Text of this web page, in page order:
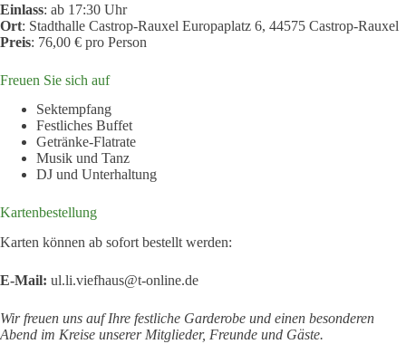
Einlass: ab 17:30 Uhr
Ort: Stadthalle Castrop-Rauxel Europaplatz 6, 44575 Castrop-Rauxel
Preis: 76,00 € pro Person
Freuen Sie sich auf
Sektempfang
Festliches Buffet
Getränke-Flatrate
Musik und Tanz
DJ und Unterhaltung
Kartenbestellung
Karten können ab sofort bestellt werden:
E-Mail: ul.li.viefhaus@t-online.de
Wir freuen uns auf Ihre festliche Garderobe und einen besonderen
Abend im Kreise unserer Mitglieder, Freunde und Gäste.